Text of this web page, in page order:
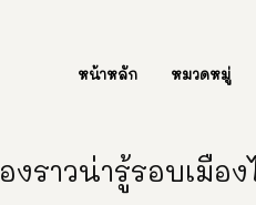
หน้าหลัก หมวดหมู่
ราวน่ารู้รอบเมือง